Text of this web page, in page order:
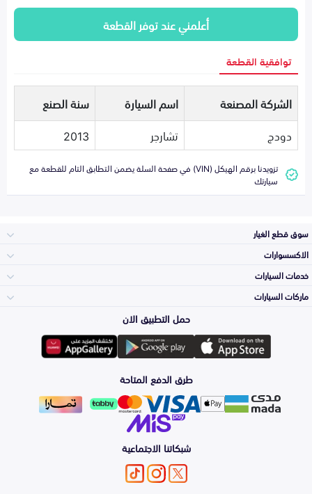
أعلمني عند توفر القطعة
توافقية القطعة
الشركة المصنعة اسم السيارة
سنة الصنع
دودج
تشارجر 2013
تزويدنا برقم الهيكل (VIN) في صفحة السلة يضمن التطابق التام للقطعة مع
سيارتك
سوق قطع الغيار
المكائن، القيرات
وملحقاتها
الشمعات
والاصطبات (الاضاءة)
الفرامل والأقمشة
الاكسسوارات
لوازم الرحلات
اكسسوارات العناية
الزيوت و السوائل
خدمات السيارات
الأكثر مبيعاً
التلميع والعناية
حماية مقدمة السيارة
ماركات السيارات
تويوتا
هيونداي
كيا
حمل التطبيق الان
طرق الدفع المتاحة
شبكاتنا الاجتماعية